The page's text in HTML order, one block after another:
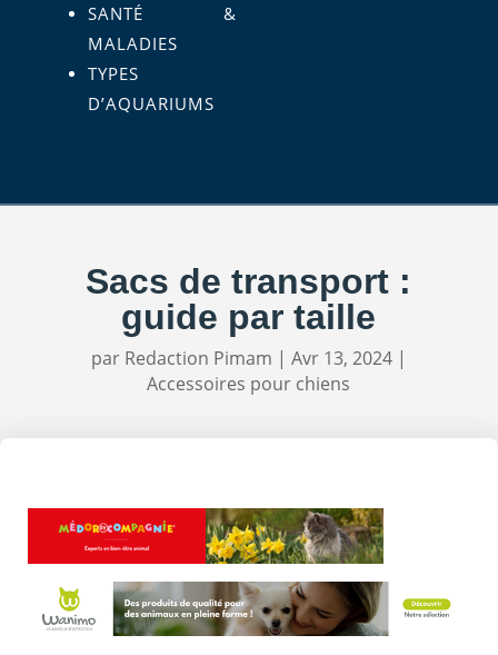
SANTÉ &
MALADIES
TYPES
D’AQUARIUMS
Sacs de transport :
guide par taille
par Redaction Pimam | Avr 13, 2024|
Accessoires pour chiens